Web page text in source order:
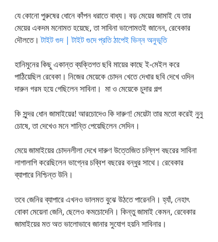
যে কোনো পুরুষের ধোনে কাঁপন ধরাতে বাধ্য। বড় মেয়ের জামাই যে তার
মেয়ের একদম মনোমত হয়েছে, তা সাবিনা ভালোমতই জানেন, রেবেকার
দৌলতে।টাইট গুদ | টাইট গুদে প্রতি ঠাপেই ভিন্ন অনুভূতি
হানিমুনের কিছু একান্ত ব্যক্তিগত ছবি মায়ের কাছে ই-মেইল করে
পাঠিয়েছিল রেবেকা। নিজের মেয়েকে চোদন খেতে দেখার ছবি দেখে ওদিন
দারুন গরম হয়ে গেছিলেন সাবিনা। মা ও মেয়েকে চুদার গল্প
কি সুন্দর ধোন জামাইয়ের! আরচোদেও কি দারুণ! মেয়েটা তার মতো করেই নুনু
চোষে, তা দেখেও মনে শান্তি পেয়েছিলেন সেদিন।
মেয়ে জামাইয়ের চোদনলীলা দেখে দারুণ উত্তেজিত চল্লিশ বছরের সাবিনা
লাগালাগি করেছিলেন ভাগ্নের চব্বিশ বছরের বন্ধুর সাথে। রেবেকার
ব্যাপারে নিশ্চিন্ত উনি।
তবে জেনির ব্যাপারে এখনও ভালমত বুঝে উঠতে পারেননি। হ্যাঁ, নেহাৎ
বোকা মেয়েনা জেনি, ছেলেও কমচোদেনি। কিন্তু জামাই কেমন, রেবেকার
জামাইয়ের মত অত ভালোভাবে জানার সুযোগ হয়নি সাবিনার।